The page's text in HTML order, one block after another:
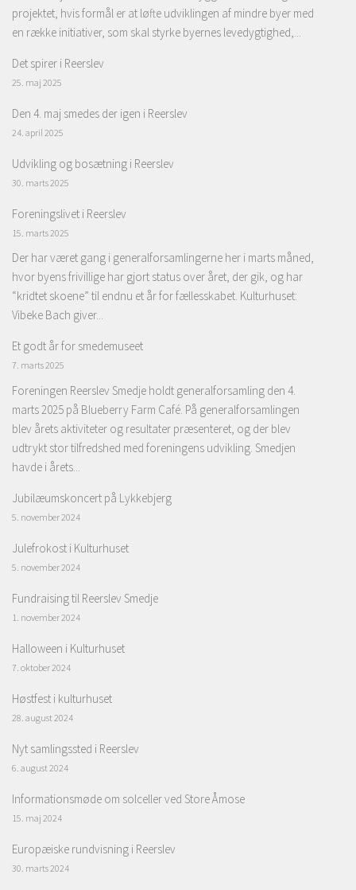
projektet, hvis formål er at løfte udviklingen af mindre byer med
en række initiativer, som skal styrke byernes levedygtighed,...
Det spirer i Reerslev
25. maj 2025
Den 4. maj smedes der igen i Reerslev
24. april 2025
Udvikling og bosætning i Reerslev
30. marts 2025
Foreningslivet i Reerslev
15. marts 2025
Der har været gang i generalforsamlingerne her i marts måned,
hvor byens frivillige har gjort status over året, der gik, og har
“kridtet skoene” til endnu et år for fællesskabet. Kulturhuset:
Vibeke Bach giver...
Et godt år for smedemuseet
7. marts 2025
Foreningen Reerslev Smedje holdt generalforsamling den 4.
marts 2025 på Blueberry Farm Café. På generalforsamlingen
blev årets aktiviteter og resultater præsenteret, og der blev
udtrykt stor tilfredshed med foreningens udvikling. Smedjen
havde i årets...
Jubilæumskoncert på Lykkebjerg
5. november 2024
Julefrokost i Kulturhuset
5. november 2024
Fundraising til Reerslev Smedje
1. november 2024
Halloween i Kulturhuset
7. oktober 2024
Høstfest i kulturhuset
28. august 2024
Nyt samlingssted i Reerslev
6. august 2024
Informationsmøde om solceller ved Store Åmose
15. maj 2024
Europæiske rundvisning i Reerslev
30. marts 2024